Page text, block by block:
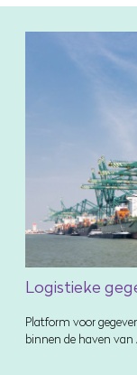
Logistieke
Platform voor
binnen de haven van